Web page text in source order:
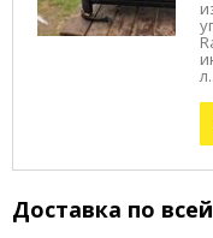
Доставка по